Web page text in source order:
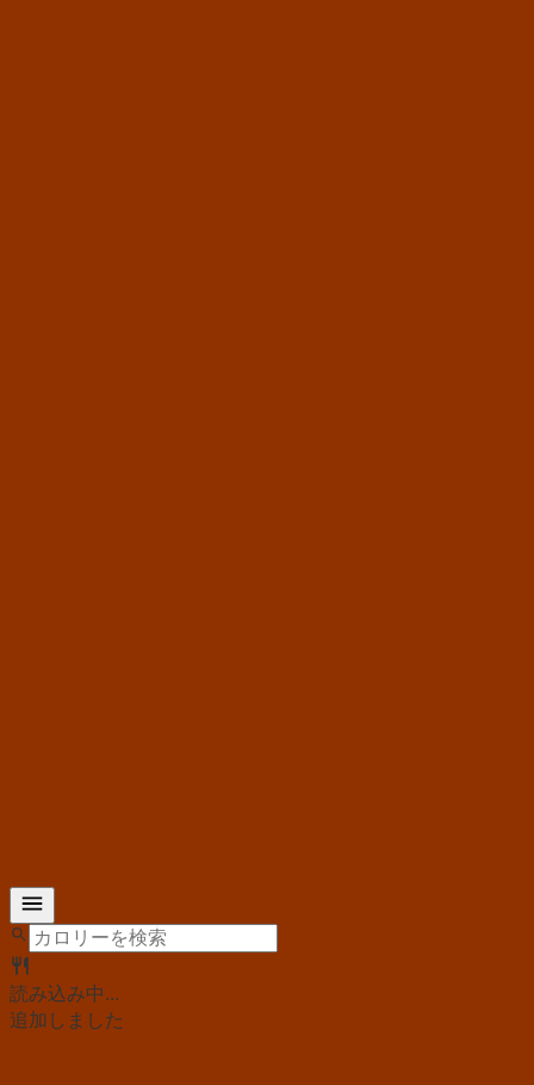
読み込み中...
追加しました